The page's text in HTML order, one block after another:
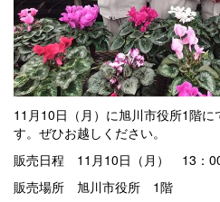
11月10日（月）に旭川市役所1階に
す。ぜひお越しください。
販売日程 11月10日（月） 13：
販売場所 旭川市役所 1階